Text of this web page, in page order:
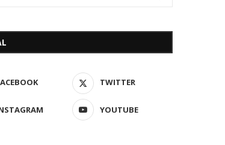
TWITTER
YOUTUBE